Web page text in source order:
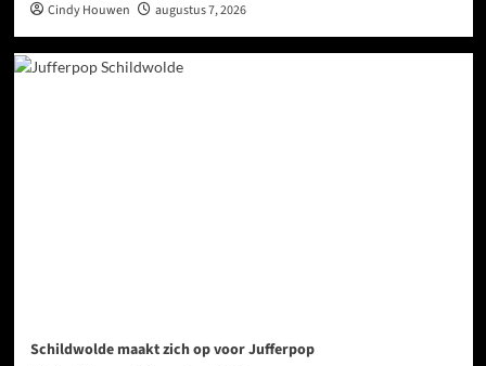
Cindy Houwen augustus 7, 2026
Schildwolde maakt zich op voor Jufferpop